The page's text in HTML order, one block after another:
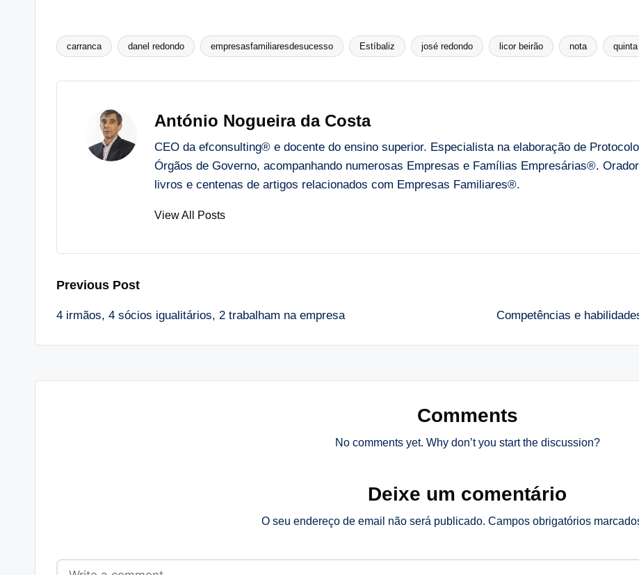
Tags:
carranca danel redondo empresasfamiliaresdesucesso Estíbaliz josé redondo licor beirão nota
António Nogueira da Costa
CEO da efconsulting® e docente do ensino superior. Especialista na elaboração de
Órgãos de Governo, acompanhando numerosas Empresas e Famílias Empresárias®.
livros e centenas de artigos relacionados com Empresas Familiares®.
View All Posts
Post
navigation
Previous Post
4 irmãos, 4 sócios igualitários, 2 trabalham na empresa Competências e
Comments
No comments yet. Why don’t you start the discussion?
Deixe um comentário
O seu endereço de email não será publicado. Campos obrigatórios